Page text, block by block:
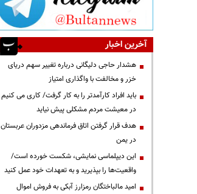
آخرین اخبار
هشدار حاجی دلیگانی درباره تغییر سهم دریای
خزر و مخالفت با واگذاری امتیاز
باید افراد کارآمدتر را به کار گرفت/ کاری می کنیم
در معیشت مردم مشکلی پیش نیاید
هدف قرار گرفتن اتاق‌ فرماندهی مزدوران عربستان
در یمن
این دیپلماسی نمایشی، شکست خورده است/
واقعیت‌ها را بپذیرید و به تعهدات خود عمل کنید
امید مالباختگان رمزارز آبکی به فروش اموال